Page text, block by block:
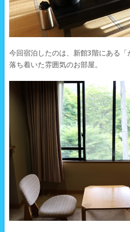
今回宿泊したのは、新館3階にある「
落ち着いた雰囲気のお部屋。